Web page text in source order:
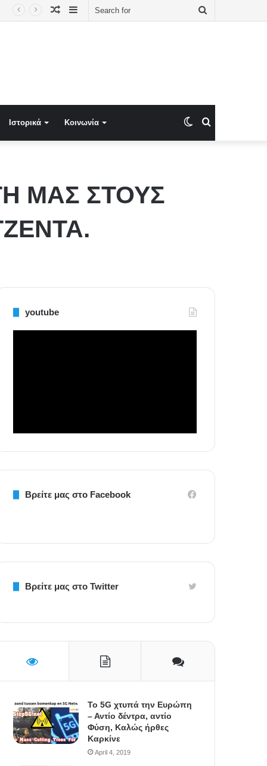
Sidebar
Random
Ιστορικά Κοινωνία Switch
ΜΑΣ ΣΤΟΥΣ
youtube
Βρείτε μας στο Facebook
Βρείτε μας στο Twitter
To 5G χτυπά την Ευρώπη
– Αντίο δέντρα, αντίο
Φύση, Καλώς ήρθες
Καρκίνε
April 4, 2019